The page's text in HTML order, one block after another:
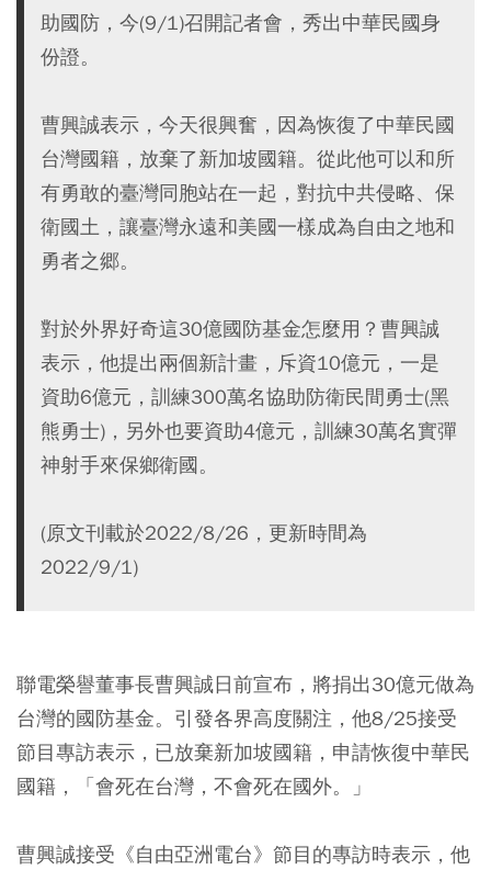
助國防，今(9/1)召開記者會，秀出中華民國身
份證。
曹興誠表示，今天很興奮，因為恢復了中華民國
台灣國籍，放棄了新加坡國籍。從此他可以和所
有勇敢的臺灣同胞站在一起，對抗中共侵略、保
衛國土，讓臺灣永遠和美國一樣成為自由之地和
勇者之郷。
對於外界好奇這30億國防基金怎麼用？曹興誠
表示，他提出兩個新計畫，斥資10億元，一是
資助6億元，訓練300萬名協助防衛民間勇士(黑
熊勇士)，另外也要資助4億元，訓練30萬名實彈
神射手來保鄉衛國。
(原文刊載於2022/8/26，更新時間為
2022/9/1)
聯電榮譽董事長曹興誠日前宣布，將捐出30億元做為
台灣的國防基金。引發各界高度關注，他8/25接受
節目專訪表示，已放棄新加坡國籍，申請恢復中華民
國籍，「會死在台灣，不會死在國外。」
曹興誠接受《自由亞洲電台》節目的專訪時表示，他